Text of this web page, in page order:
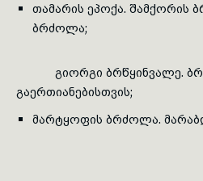
თამარის ეპოქა. შამქორის
ბრძოლა;
გიორგი ბრწყინვალე.
გაერთიანებისთვის;
მარტყოფის ბრძოლა.